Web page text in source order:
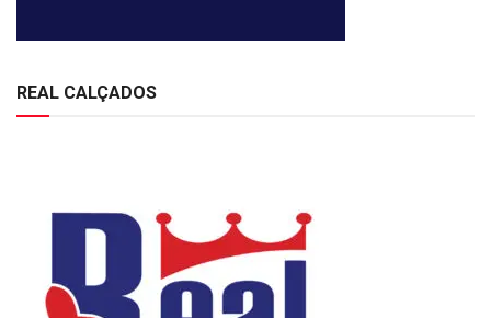
REAL CALÇADOS